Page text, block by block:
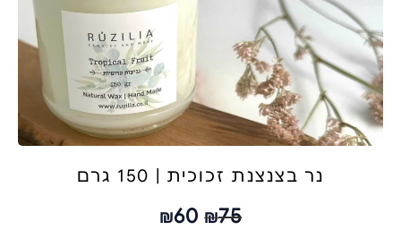
נר בצנצנת זכוכית | 150 גרם
₪75
₪60